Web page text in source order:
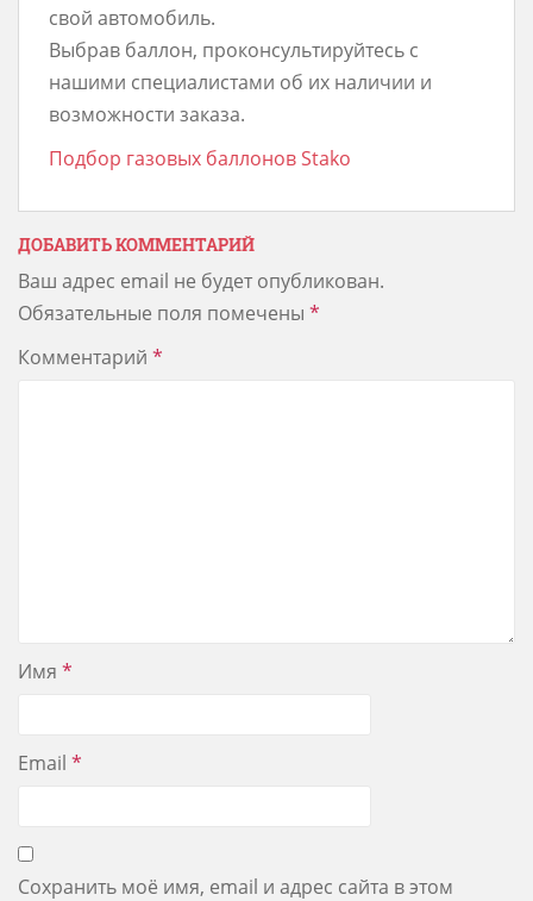
свой автомобиль.
Выбрав баллон, проконсультируйтесь с
нашими специалистами об их наличии и
возможности заказа.
Подбор газовых баллонов Stako
ДОБАВИТЬ КОММЕНТАРИЙ
Ваш адрес email не будет опубликован.
Обязательные поля помечены *
Комментарий *
Имя *
Email *
Сохранить моё имя, email и адрес сайта в этом